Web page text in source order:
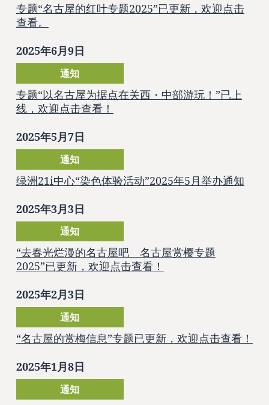
专题“名古屋的红叶专题2025”已更新，欢迎点击
查看。
2025年6月9日
通知
专题“以名古屋为据点在关西・中部游玩！”已上
线，欢迎点击查看！
2025年5月7日
通知
绿洲21i中心“染色体验活动”2025年5月举办通知
2025年3月3日
通知
“去春光烂漫的名古屋吧 名古屋赏樱专题
2025”已更新，欢迎点击查看！
2025年2月3日
通知
“名古屋的赏梅信息”专题已更新，欢迎点击查看！
2025年1月8日
通知